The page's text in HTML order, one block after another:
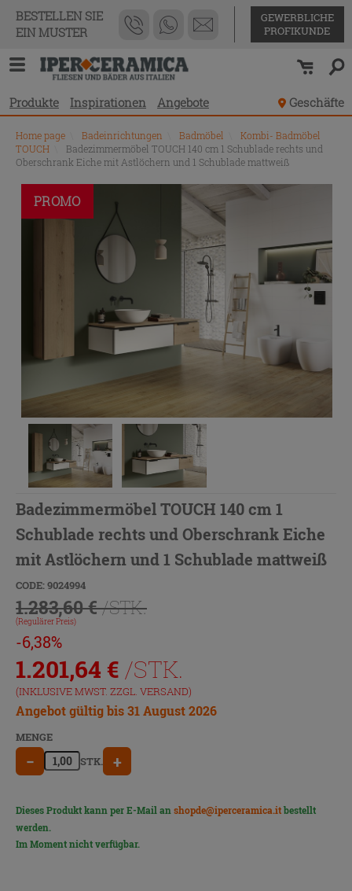
BESTELLEN SIE
EIN MUSTER
GEWERBLICHE
PROFIKUNDE
Produkte Inspirationen Angebote Geschäfte
Home page Badeinrichtungen Badmöbel
Kombi- Badmöbel
TOUCH
Badezimmermöbel TOUCH 140 cm 1 Schublade rechts und
Oberschrank Eiche mit Astlöchern und 1 Schublade mattweiß
PROMO
Badezimmermöbel TOUCH 140 cm 1
Schublade rechts und Oberschrank Eiche
mit Astlöchern und 1 Schublade mattweiß
CODE: 9024994
1.283,60 €/STK.
(Regulärer Preis)
-6,38%
1.201,64 € /STK.
(INKLUSIVE MWST. ZZGL. VERSAND)
Angebot gültig bis 31 August 2026
MENGE
− STK. +
Dieses Produkt kann per E-Mail anshopde@iperceramica.itbestellt
werden.
Im Moment nicht verfügbar.